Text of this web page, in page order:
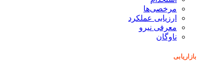
مرخصی‌ها
ارزیابی عملکرد
معرفی نیرو
ناوگان
بازاریابی